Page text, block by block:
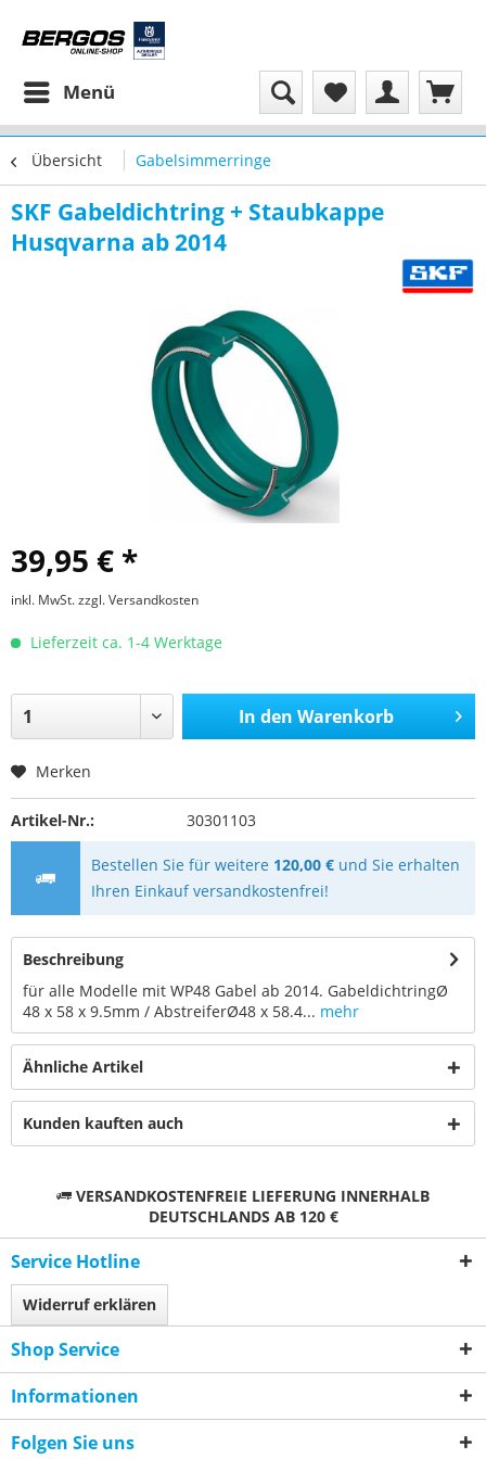
Menü
Übersicht Gabelsimmerringe
SKF Gabeldichtring + Staubkappe
Husqvarna ab 2014
39,95 € *
inkl. MwSt.zzgl. Versandkosten
Lieferzeit ca. 1-4 Werktage
In den Warenkorb
Merken
Artikel-Nr.: 30301103
Bestellen Sie für weitere 120,00 € und Sie erhalten
Ihren Einkauf versandkostenfrei!
Beschreibung
für alle Modelle mit WP48 Gabel ab 2014. GabeldichtringØ
48 x 58 x 9.5mm / AbstreiferØ48 x 58.4... mehr
Ähnliche Artikel
Kunden kauften auch
VERSANDKOSTENFREIE LIEFERUNG INNERHALB
DEUTSCHLANDS AB 120 €
Service Hotline
Widerruf erklären
Shop Service
Informationen
Folgen Sie uns